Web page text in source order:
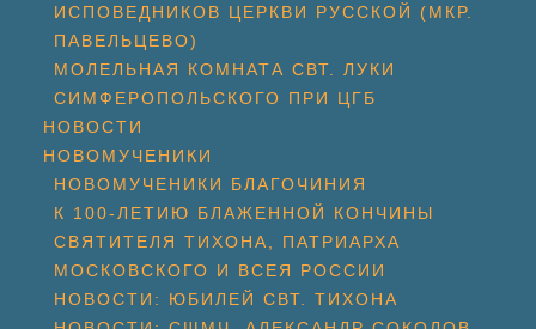
ИСПОВЕДНИКОВ ЦЕРКВИ РУССКОЙ (МКР.
ПАВЕЛЬЦЕВО)
МОЛЕЛЬНАЯ КОМНАТА СВТ. ЛУКИ
СИМФЕРОПОЛЬСКОГО ПРИ ЦГБ
НОВОСТИ
НОВОМУЧЕНИКИ
НОВОМУЧЕНИКИ БЛАГОЧИНИЯ
К 100-ЛЕТИЮ БЛАЖЕННОЙ КОНЧИНЫ
СВЯТИТЕЛЯ ТИХОНА, ПАТРИАРХА
МОСКОВСКОГО И ВСЕЯ РОССИИ
НОВОСТИ: ЮБИЛЕЙ СВТ. ТИХОНА